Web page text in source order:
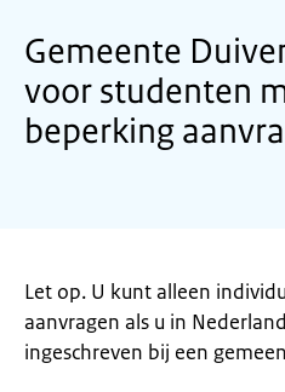
Gemeente
voor studenten
beperking
Let op. U kunt alleen
aanvragen als u in
ingeschreven bij een